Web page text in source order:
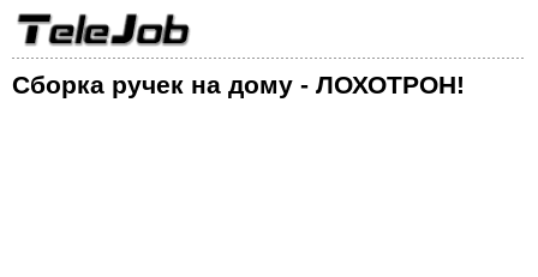
Сборка ручек на дому - ЛОХОТРОН!